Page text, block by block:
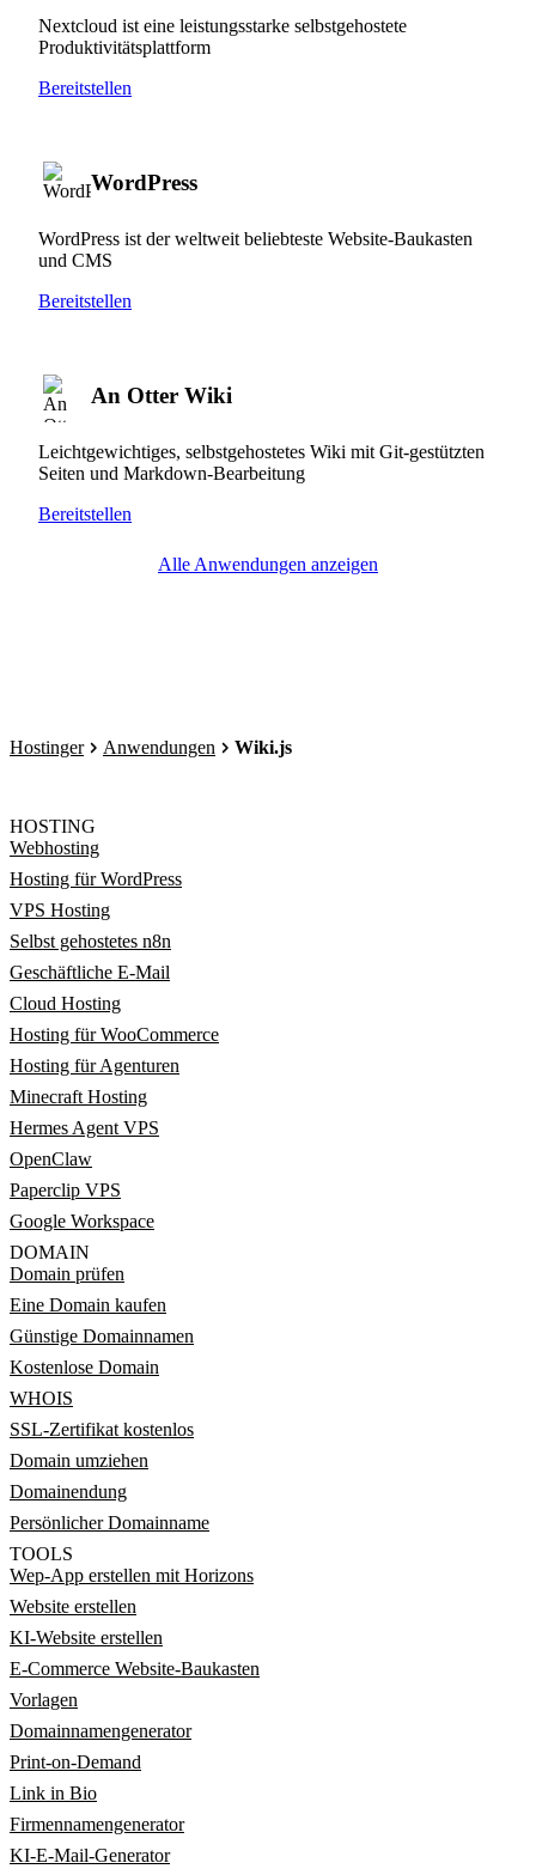
Nextcloud ist eine leistungsstarke selbstgehostete
Produktivitätsplattform
Bereitstellen
WordPress
WordPress ist der weltweit beliebteste Website-Baukasten
und CMS
Bereitstellen
An Otter Wiki
Leichtgewichtiges, selbstgehostetes Wiki mit Git-gestützten
Seiten und Markdown-Bearbeitung
Bereitstellen
Alle Anwendungen anzeigen
Hostinger Anwendungen Wiki.js
HOSTING
Webhosting
Hosting für WordPress
VPS Hosting
Selbst gehostetes n8n
Geschäftliche E-Mail
Cloud Hosting
Hosting für WooCommerce
Hosting für Agenturen
Minecraft Hosting
Hermes Agent VPS
OpenClaw
Paperclip VPS
Google Workspace
DOMAIN
Domain prüfen
Eine Domain kaufen
Günstige Domainnamen
Kostenlose Domain
WHOIS
SSL-Zertifikat kostenlos
Domain umziehen
Domainendung
Persönlicher Domainname
TOOLS
Wep-App erstellen mit Horizons
Website erstellen
KI-Website erstellen
E-Commerce Website-Baukasten
Vorlagen
Domainnamengenerator
Print-on-Demand
Link in Bio
Firmennamengenerator
KI-E-Mail-Generator